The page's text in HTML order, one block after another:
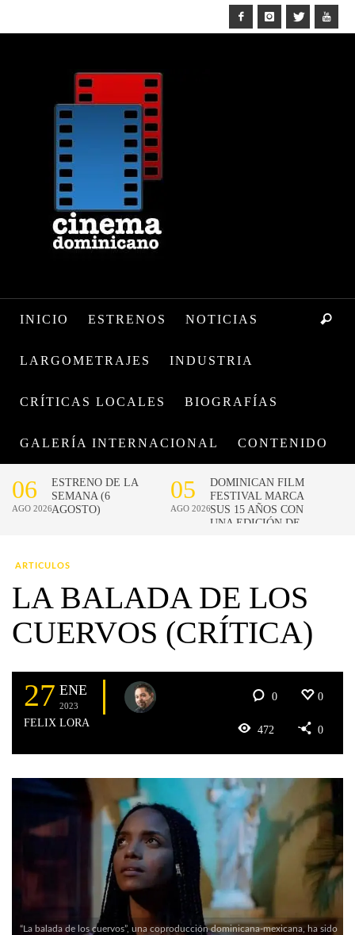
INICIO ESTRENOS NOTICIAS
LARGOMETRAJES INDUSTRIA
CRÍTICAS LOCALES BIOGRAFÍAS
GALERÍA INTERNACIONAL CONTENIDO
ARTICULOS
LA BALADA DE LOS
CUERVOS (CRÍTICA)
27 ENE
2023
FELIX LORA
0 0
472 0
“La balada de los cuervos”, una coproducción dominicana-mexicana, ha sido